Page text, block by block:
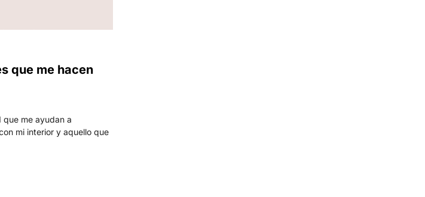
que me hacen
que me ayudan a
mi interior y aquello que